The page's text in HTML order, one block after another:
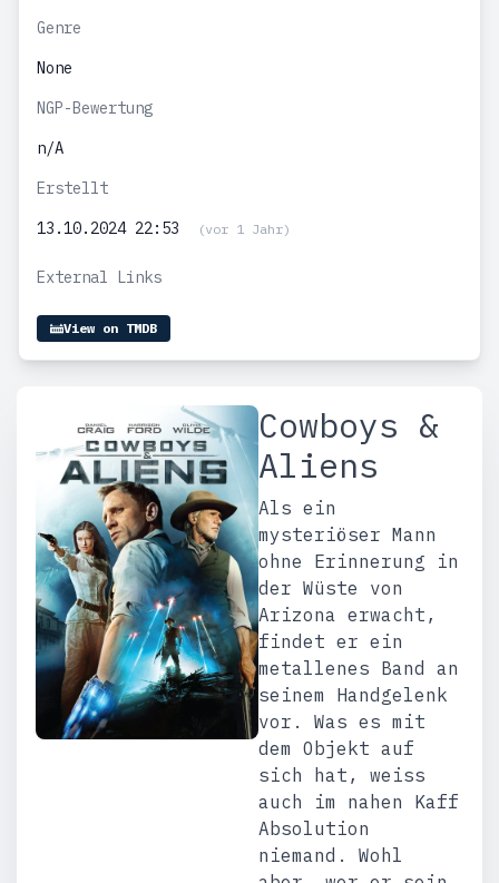
Genre
None
NGP-Bewertung
n/A
Erstellt
13.10.2024 22:53
(vor 1 Jahr)
External Links
View on TMDB
Cowboys &
Aliens
Als ein
mysteriöser Mann
ohne Erinnerung in
der Wüste von
Arizona erwacht,
findet er ein
metallenes Band an
seinem Handgelenk
vor. Was es mit
dem Objekt auf
sich hat, weiss
auch im nahen Kaff
Absolution
niemand. Wohl